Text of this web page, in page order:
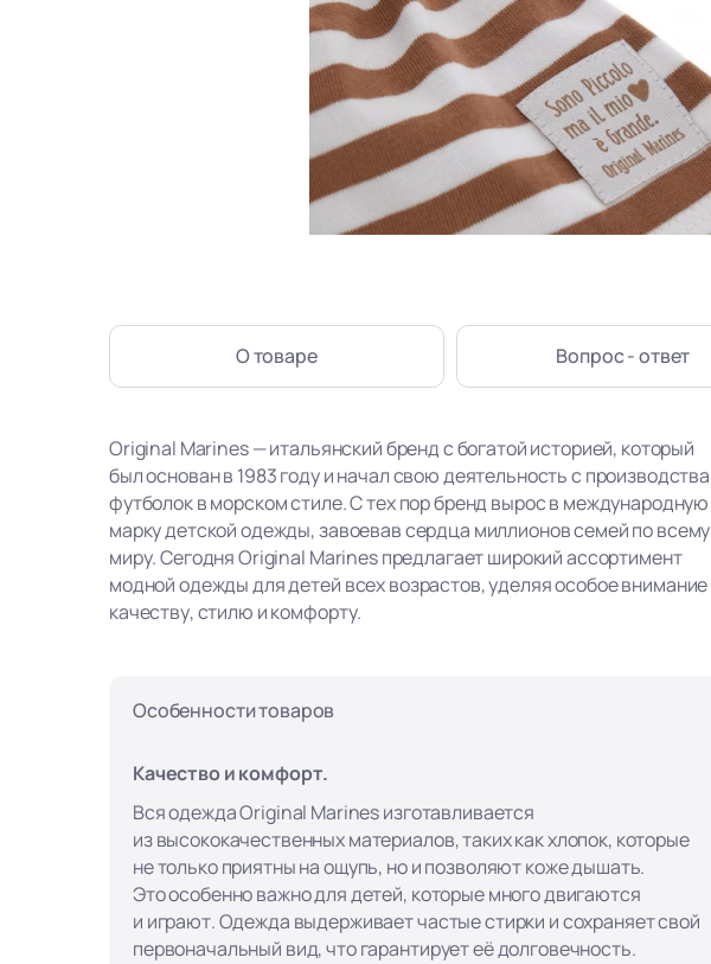
О товаре Вопрос - ответ
Original Marines — итальянский бренд с богатой историей, который
был основан в 1983 году и начал свою деятельность с производства
футболок в морском стиле. С тех пор бренд вырос в международную
марку детской одежды, завоевав сердца миллионов семей по всему
миру. Сегодня Original Marines предлагает широкий ассортимент
модной одежды для детей всех возрастов, уделяя особое внимание
качеству, стилю и комфорту.
Особенности товаров
Качество и комфорт.
Вся одежда Original Marines изготавливается
из высококачественных материалов, таких как хлопок, которые
не только приятны на ощупь, но и позволяют коже дышать.
Это особенно важно для детей, которые много двигаются
и играют. Одежда выдерживает частые стирки и сохраняет свой
первоначальный вид, что гарантирует её долговечность.